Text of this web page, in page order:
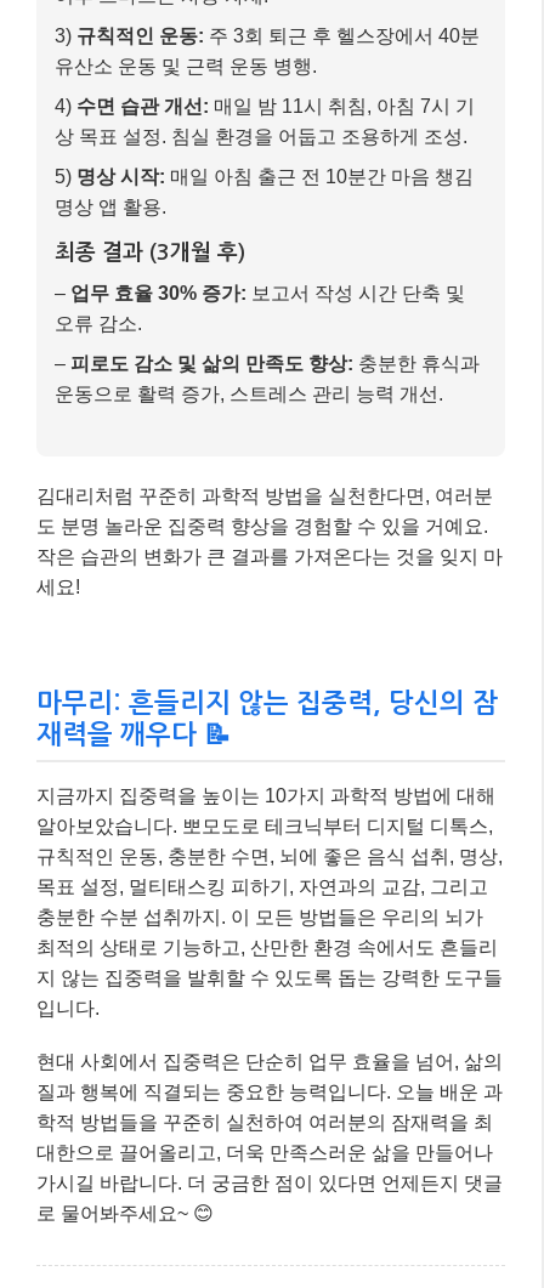
3) 규칙적인 운동: 주 3회 퇴근 후 헬스장에서 40분
유산소 운동 및 근력 운동 병행.
4) 수면 습관 개선: 매일 밤 11시 취침, 아침 7시 기
상 목표 설정. 침실 환경을 어둡고 조용하게 조성.
5) 명상 시작: 매일 아침 출근 전 10분간 마음 챙김
명상 앱 활용.
최종 결과 (3개월 후)
– 업무 효율 30% 증가: 보고서 작성 시간 단축 및
오류 감소.
– 피로도 감소 및 삶의 만족도 향상: 충분한 휴식과
운동으로 활력 증가, 스트레스 관리 능력 개선.
김대리처럼 꾸준히 과학적 방법을 실천한다면, 여러분
도 분명 놀라운 집중력 향상을 경험할 수 있을 거예요.
작은 습관의 변화가 큰 결과를 가져온다는 것을 잊지 마
세요!
마무리: 흔들리지 않는 집중력, 당신의 잠
재력을 깨우다 📝
지금까지 집중력을 높이는 10가지 과학적 방법에 대해
알아보았습니다. 뽀모도로 테크닉부터 디지털 디톡스,
규칙적인 운동, 충분한 수면, 뇌에 좋은 음식 섭취, 명상,
목표 설정, 멀티태스킹 피하기, 자연과의 교감, 그리고
충분한 수분 섭취까지. 이 모든 방법들은 우리의 뇌가
최적의 상태로 기능하고, 산만한 환경 속에서도 흔들리
지 않는 집중력을 발휘할 수 있도록 돕는 강력한 도구들
입니다.
현대 사회에서 집중력은 단순히 업무 효율을 넘어, 삶의
질과 행복에 직결되는 중요한 능력입니다. 오늘 배운 과
학적 방법들을 꾸준히 실천하여 여러분의 잠재력을 최
대한으로 끌어올리고, 더욱 만족스러운 삶을 만들어나
가시길 바랍니다. 더 궁금한 점이 있다면 언제든지 댓글
로 물어봐주세요~ 😊